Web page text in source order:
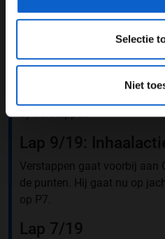
Selectie
Niet
6) Leclerc
8) Verstappen
Lap 9/19:
Verstappen gaat voorbij aan
de punten. Hij gaat nu op
op P7.
Lap 7/19